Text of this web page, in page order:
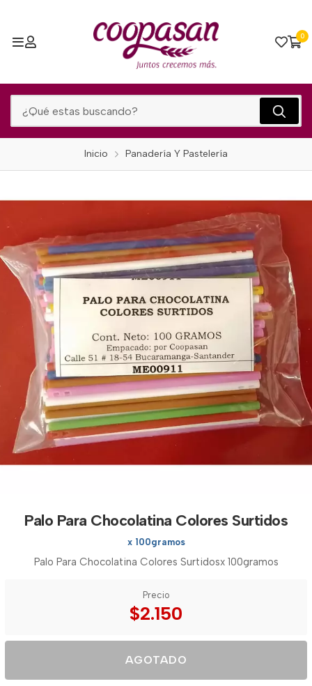
0
Inicio Panadería Y Pastelería
Palo Para Chocolatina Colores Surtidos
x 100gramos
Palo Para Chocolatina Colores Surtidosx 100gramos
Precio
$2.150
AGOTADO